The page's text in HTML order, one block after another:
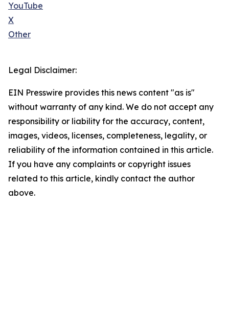
YouTube
X
Other
Legal Disclaimer:
EIN Presswire provides this news content "as is"
without warranty of any kind. We do not accept any
responsibility or liability for the accuracy, content,
images, videos, licenses, completeness, legality, or
reliability of the information contained in this article.
If you have any complaints or copyright issues
related to this article, kindly contact the author
above.